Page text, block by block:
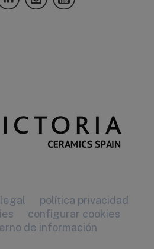
política privacidad
configurar cookies
de información